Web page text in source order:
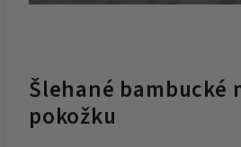
Šlehané bambucké
pokožku